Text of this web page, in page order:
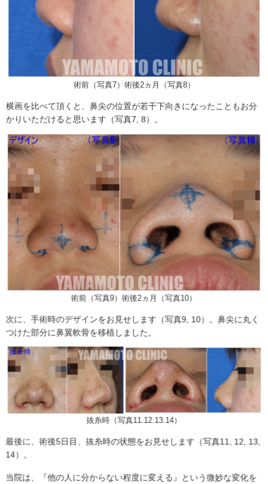
術前（写真7）術後2ヵ月（写真8）
横画を比べて頂くと、鼻尖の位置が若干下向きになったこともお分
かりいただけると思います（写真7, 8）。
術前（写真9）術後2ヵ月（写真10）
次に、手術時のデザインをお見せします（写真9, 10）。鼻尖に丸く
つけた部分に鼻翼軟骨を移植しました。
抜糸時（写真11.12.13.14）
最後に、術後5日目、抜糸時の状態をお見せします（写真11, 12, 13,
14）。
当院は、『他の人に分からない程度に変える』という微妙な変化を